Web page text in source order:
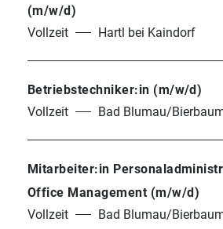
(m/w/d)
Vollzeit
Hartl bei Kaindorf
Betriebstechniker:in (m/w/d)
Vollzeit
Bad Blumau/
Mitarbeiter:in
Office Management (m/w/d)
Vollzeit
Bad Blumau/
Regional.
Frutura Obst & Gemüse
Kompetenzzentrum GmbH
+43 (0)3334 41800
office@frutura.com